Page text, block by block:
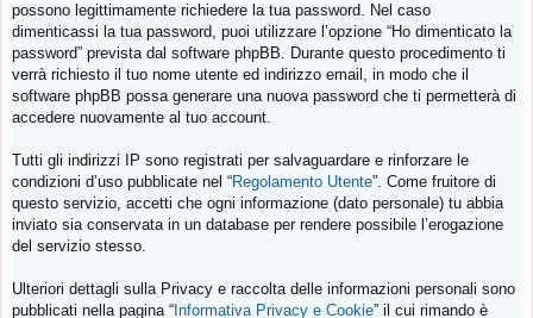
possono legittimamente richiedere la tua password. Nel caso
dimenticassi la tua password, puoi utilizzare l’opzione “Ho dimenticato la
password” prevista dal software phpBB. Durante questo procedimento ti
verrà richiesto il tuo nome utente ed indirizzo email, in modo che il
software phpBB possa generare una nuova password che ti permetterà di
accedere nuovamente al tuo account.
Tutti gli indirizzi IP sono registrati per salvaguardare e rinforzare le
condizioni d’uso pubblicate nel “Regolamento Utente”. Come fruitore di
questo servizio, accetti che ogni informazione (dato personale) tu abbia
inviato sia conservata in un database per rendere possibile l’erogazione
del servizio stesso.
Ulteriori dettagli sulla Privacy e raccolta delle informazioni personali sono
pubblicati nella pagina “ Informativa Privacy e Cookie” il cui rimando è